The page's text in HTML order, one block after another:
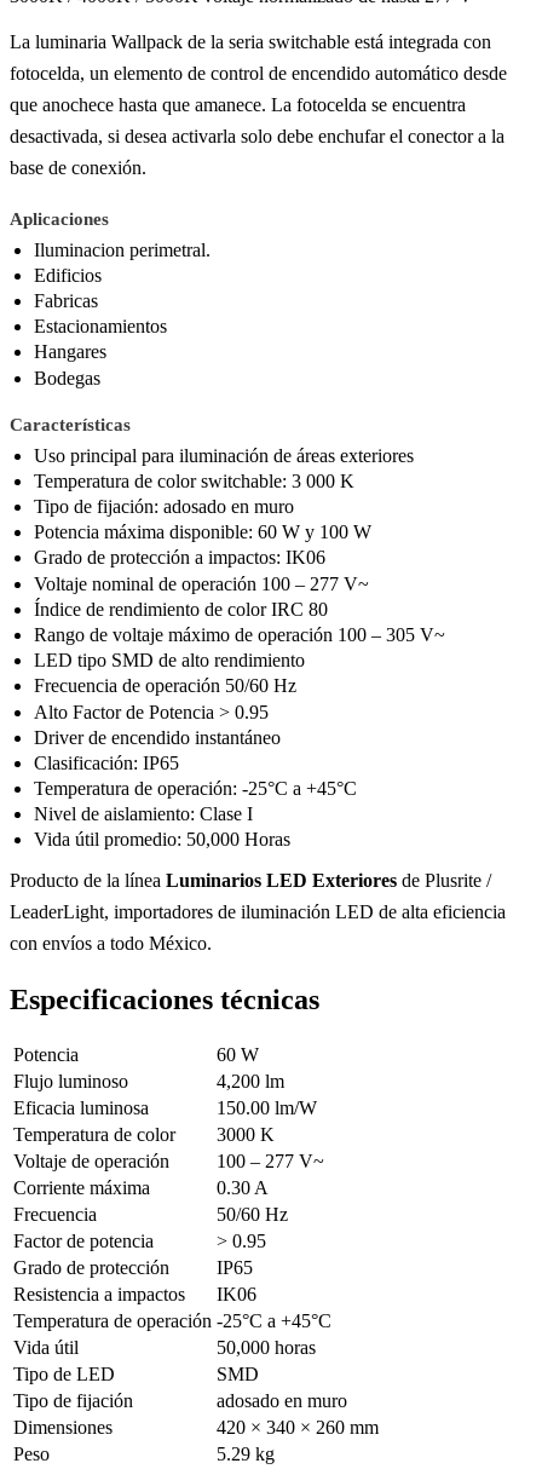
La luminaria Wallpack de la seria switchable está integrada con
fotocelda, un elemento de control de encendido automático desde
que anochece hasta que amanece. La fotocelda se encuentra
desactivada, si desea activarla solo debe enchufar el conector a la
base de conexión.
Aplicaciones
Iluminacion perimetral.
Edificios
Fabricas
Estacionamientos
Hangares
Bodegas
Características
Uso principal para iluminación de áreas exteriores
Temperatura de color switchable: 3 000 K
Tipo de fijación: adosado en muro
Potencia máxima disponible: 60 W y 100 W
Grado de protección a impactos: IK06
Voltaje nominal de operación 100 – 277 V~
Índice de rendimiento de color IRC 80
Rango de voltaje máximo de operación 100 – 305 V~
LED tipo SMD de alto rendimiento
Frecuencia de operación 50/60 Hz
Alto Factor de Potencia > 0.95
Driver de encendido instantáneo
Clasificación: IP65
Temperatura de operación: -25°C a +45°C
Nivel de aislamiento: Clase I
Vida útil promedio: 50,000 Horas
Producto de la línea Luminarios LED Exteriores de Plusrite /
LeaderLight, importadores de iluminación LED de alta eficiencia
con envíos a todo México.
Especificaciones técnicas
Potencia
60 W
Flujo luminoso
4,200 lm
Eficacia luminosa
150.00 lm/W
Temperatura de color
3000 K
Voltaje de operación
100 – 277 V~
Corriente máxima
0.30 A
Frecuencia
50/60 Hz
Factor de potencia
> 0.95
Grado de protección
IP65
Resistencia a impactos
IK06
Temperatura de operación -25°C a +45°C
Vida útil
50,000 horas
Tipo de LED
SMD
Tipo de fijación
adosado en muro
Dimensiones
420 × 340 × 260 mm
Peso
5.29 kg